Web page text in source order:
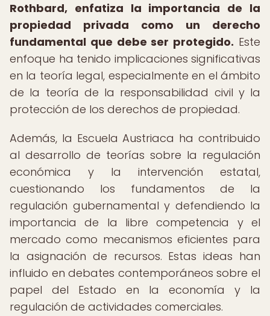
Rothbard, enfatiza la importancia de la
propiedad privada como un derecho
fundamental que debe ser protegido. Este
enfoque ha tenido implicaciones significativas
en la teoría legal, especialmente en el ámbito
de la teoría de la responsabilidad civil y la
protección de los derechos de propiedad.
Además, la Escuela Austriaca ha contribuido
al desarrollo de teorías sobre la regulación
económica y la intervención estatal,
cuestionando los fundamentos de la
regulación gubernamental y defendiendo la
importancia de la libre competencia y el
mercado como mecanismos eficientes para
la asignación de recursos. Estas ideas han
influido en debates contemporáneos sobre el
papel del Estado en la economía y la
regulación de actividades comerciales.